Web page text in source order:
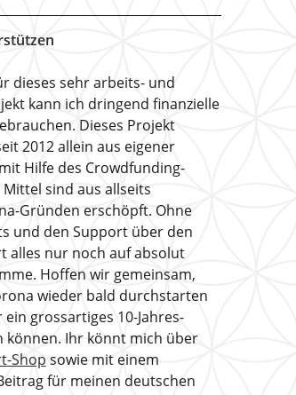
dieses sehr arbeits- und
kann ich dringend finanzielle
Dieses Projekt
2012 allein aus eigener
Hilfe des Crowdfunding-
sind aus allseits
Gründen erschöpft. Ohne
und den Support über den
alles nur noch auf absolut
Hoffen wir gemeinsam,
wieder bald durchstarten
grossartiges 10-Jahres-
können. Ihr könnt mich über
Shop sowie mit einem
für meinen deutschen